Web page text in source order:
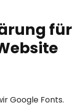
für
Google Fonts.